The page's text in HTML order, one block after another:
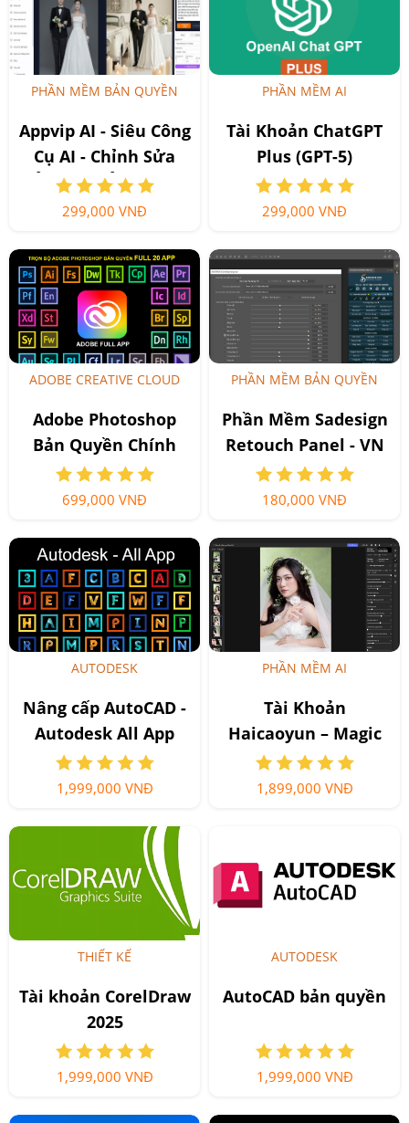
PHẦN MỀM BẢN QUYỀN
Appvip AI - Siêu Công
Cụ AI - Chỉnh Sửa
Ảnh, tạo Ảnh, tạo
Video, Chat AI thông
299,000 VNĐ
PHẦN MỀM AI
Tài Khoản ChatGPT
Plus (GPT-5)
299,000 VNĐ
ADOBE CREATIVE CLOUD
Adobe Photoshop
Bản Quyền Chính
Hãng - Creative
Cloud Full App
699,000 VNĐ
PHẦN MỀM BẢN QUYỀN
Phần Mềm Sadesign
Retouch Panel - VN
180,000 VNĐ
AUTODESK
Nâng cấp AutoCAD -
Autodesk All App
1,999,000 VNĐ
PHẦN MỀM AI
Tài Khoản
Haicaoyun – Magic
Mirror AI - Giải Pháp
Chỉnh Ảnh AI
1,899,000 VNĐ
THIẾT KẾ
Tài khoản CorelDraw
2025
1,999,000 VNĐ
AUTODESK
AutoCAD bản quyền
1,999,000 VNĐ